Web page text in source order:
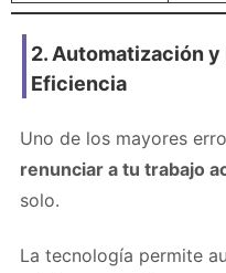
2. Automatización
Eficiencia
Uno de los mayores
renunciar a tu trabajo
solo.
La tecnología permite